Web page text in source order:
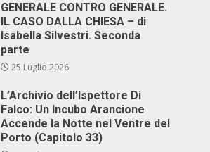
GENERALE CONTRO GENERALE.
IL CASO DALLA CHIESA – di
Isabella Silvestri. Seconda
parte
25 Luglio 2026
L’Archivio dell’Ispettore Di
Falco: Un Incubo Arancione
Accende la Notte nel Ventre del
Porto (Capitolo 33)